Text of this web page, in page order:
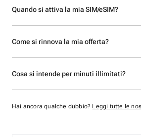
Quando si attiva la mia SIM/eSIM?
Come si rinnova la mia offerta?
Cosa si intende per minuti illimitati?
Hai ancora qualche dubbio? Leggi tutte le